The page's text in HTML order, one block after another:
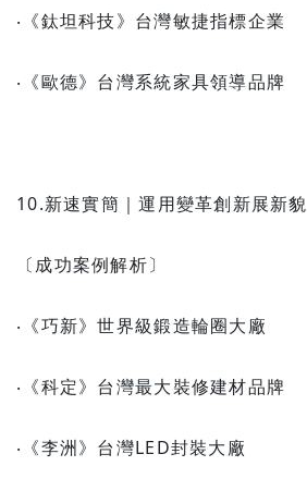
‧《鈦坦科技》台灣敏捷指標企業
‧《歐德》台灣系統家具領導品牌
10.新速實簡｜運用變革創新展新貌
〔成功案例解析〕
‧《巧新》世界級鍛造輪圈大廠
‧《科定》台灣最大裝修建材品牌
‧《李洲》台灣LED封裝大廠